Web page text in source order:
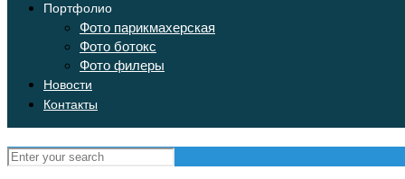
Портфолио
Фото парикмахерская
Фото ботокс
Фото филеры
Новости
Контакты